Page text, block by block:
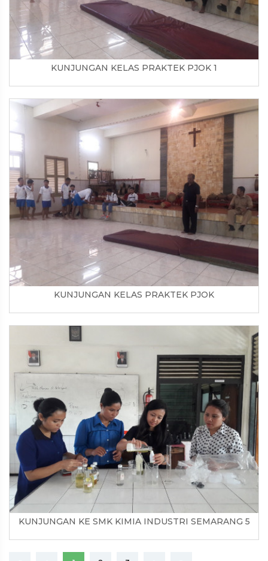
KUNJUNGAN KELAS PRAKTEK PJOK 1
KUNJUNGAN KELAS PRAKTEK PJOK
KUNJUNGAN KE SMK KIMIA INDUSTRI SEMARANG 5